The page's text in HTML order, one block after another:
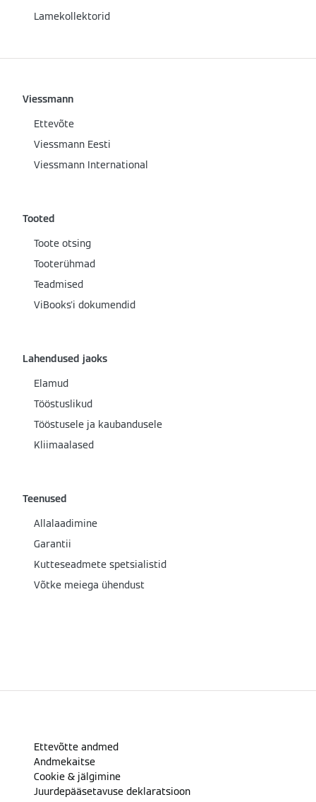
Lamekollektorid
Viessmann
Ettevõte
Viessmann Eesti
Viessmann International
Tooted
Toote otsing
Tooterühmad
Teadmised
ViBooks'i dokumendid
Lahendused jaoks
Elamud
Tööstuslikud
Tööstusele ja kaubandusele
Kliimaalased
Teenused
Allalaadimine
Garantii
Kutteseadmete spetsialistid
Võtke meiega ühendust
Ettevõtte andmed
Andmekaitse
Cookie & jälgimine
Juurdepääsetavuse deklaratsioon